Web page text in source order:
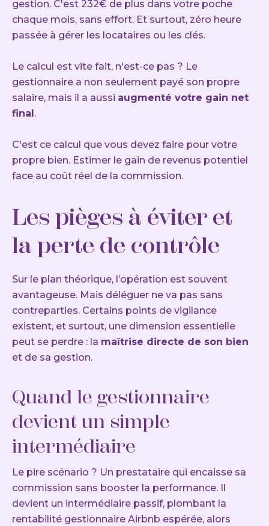
gestion. C'est 232€ de plus dans votre poche
chaque mois, sans effort. Et surtout, zéro heure
passée à gérer les locataires ou les clés.
Le calcul est vite fait, n'est-ce pas ? Le
gestionnaire a non seulement payé son propre
salaire, mais il a aussi augmenté votre gain net
final .
C'est ce calcul que vous devez faire pour votre
propre bien. Estimer le gain de revenus potentiel
face au coût réel de la commission.
Les pièges à éviter et
la perte de contrôle
Sur le plan théorique, l’opération est souvent
avantageuse. Mais déléguer ne va pas sans
contreparties. Certains points de vigilance
existent, et surtout, une dimension essentielle
peut se perdre : la maîtrise directe de son bien
et de sa gestion.
Quand le gestionnaire
devient un simple
intermédiaire
Le pire scénario ? Un prestataire qui encaisse sa
commission sans booster la performance. Il
devient un intermédiaire passif, plombant la
rentabilité gestionnaire Airbnb espérée, alors